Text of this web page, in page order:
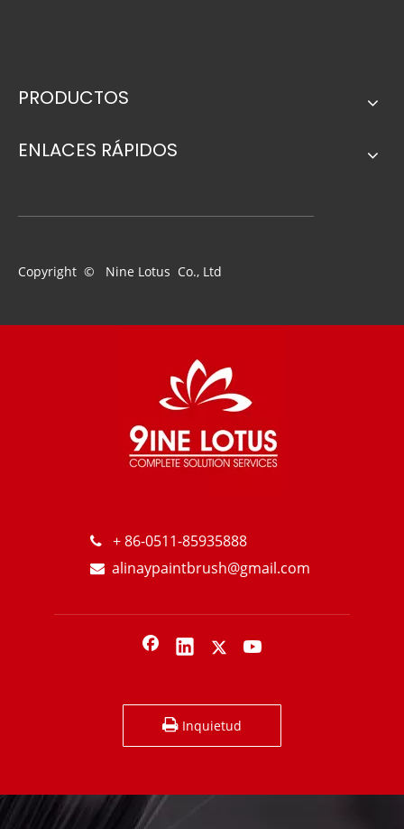
Cepillo de pared profesional Cepillo de pintura de techo negro 35x120
PRODUCTOS
ENLACES RÁPIDOS
Copyright © Nine Lotus Co., Ltd
 + 86-0511-85935888
 alinaypaintbrush@gmail.com
Inquietud